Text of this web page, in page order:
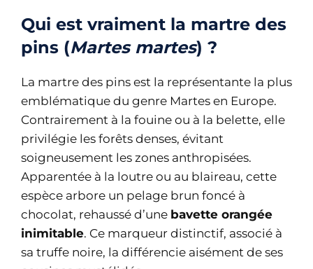
Qui est vraiment la martre des
pins (Martes martes) ?
La martre des pins est la représentante la plus
emblématique du genre Martes en Europe.
Contrairement à la fouine ou à la belette, elle
privilégie les forêts denses, évitant
soigneusement les zones anthropisées.
Apparentée à la loutre ou au blaireau, cette
espèce arbore un pelage brun foncé à
chocolat, rehaussé d’une bavette orangée
inimitable. Ce marqueur distinctif, associé à
sa truffe noire, la différencie aisément de ses